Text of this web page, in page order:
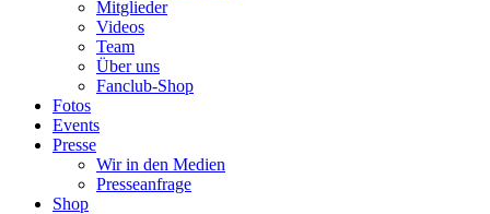
Mitglieder
Videos
Team
Über uns
Fanclub-Shop
Fotos
Events
Presse
Wir in den Medien
Presseanfrage
Shop